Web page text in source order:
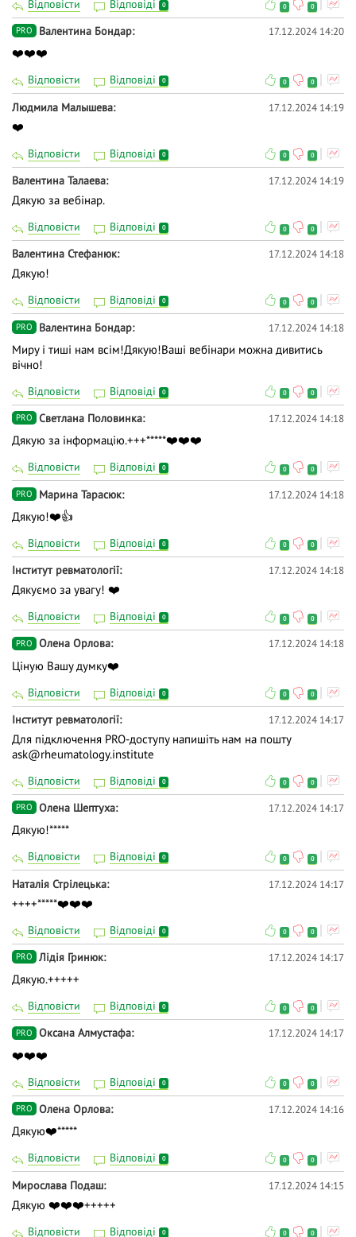
Відповісти Відповіді 0 0 0
PRO Валентина Бондар 17.12.2024 14:20
❤️❤️❤️
Відповісти Відповіді 0 0 0
Людмила Малышева 17.12.2024 14:19
❤️
Відповісти Відповіді 0 0 0
Валентина Талаева 17.12.2024 14:19
Дякую за вебінар.
Відповісти Відповіді 0 0 0
Валентина Стефанюк 17.12.2024 14:18
Дякую!
Відповісти Відповіді 0 0 0
PRO Валентина Бондар 17.12.2024 14:18
Миру і тиші нам всім!Дякую!Ваші вебінари можна дивитись
вічно!
Відповісти Відповіді 0 0 0
PRO Светлана Половинка 17.12.2024 14:18
Дякую за інформацію.+++*****❤️❤️❤️
Відповісти Відповіді 0 0 0
PRO Марина Тарасюк 17.12.2024 14:18
Дякую!❤️👍
Відповісти Відповіді 0 0 0
Інститут ревматології 17.12.2024 14:18
Дякуємо за увагу! ❤️
Відповісти Відповіді 0 0 0
PRO Олена Орлова 17.12.2024 14:18
Ціную Вашу думку❤️
Відповісти Відповіді 0 0 0
Інститут ревматології 17.12.2024 14:17
Для підключення PRO-доступу напишіть нам на пошту
ask@rheumatology.institute
Відповісти Відповіді 0 0 0
PRO Олена Шептуха 17.12.2024 14:17
Дякую!*****
Відповісти Відповіді 0 0 0
Наталія Стрілецька 17.12.2024 14:17
++++*****❤️❤️❤️
Відповісти Відповіді 0 0 0
PRO Лідія Гринюк 17.12.2024 14:17
Дякую.+++++
Відповісти Відповіді 0 0 0
PRO Оксана Алмустафа 17.12.2024 14:17
❤️❤️❤️
Відповісти Відповіді 0 0 0
PRO Олена Орлова 17.12.2024 14:16
Дякую❤️*****
Відповісти Відповіді 0 0 0
Мирослава Подаш 17.12.2024 14:15
Дякую ❤️❤️❤️+++++
Відповісти Відповіді 0 0 0